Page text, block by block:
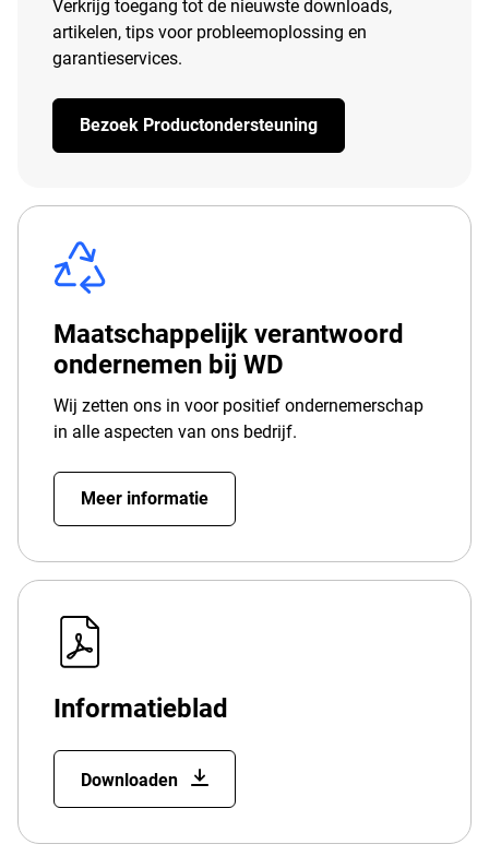
Verkrijg toegang tot de nieuwste downloads,
artikelen, tips voor probleemoplossing en
garantieservices.
Bezoek Productondersteuning
Maatschappelijk verantwoord
ondernemen bij WD
Wij zetten ons in voor positief ondernemerschap
in alle aspecten van ons bedrijf.
Meer informatie
Informatieblad
Downloaden